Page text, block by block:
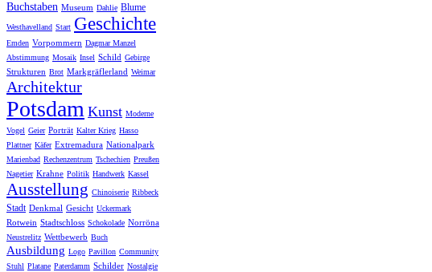
Buchstaben Museum Dahlie Blume
Westhavelland Start Geschichte
Emden Vorpommern Dagmar Manzel
Abstimmung Mosaik Insel Schild Gebirge
Strukturen Brot Markgräflerland Weimar
Architektur
Potsdam Kunst Moderne
Vogel Geier Porträt Kalter Krieg Hasso
Plattner Käfer Extremadura Nationalpark
Marienbad Rechenzentrum Tschechien Preußen
Nagetier Krahne Politik Handwerk Kassel
Ausstellung Chinoiserie Ribbeck
Stadt Denkmal Gesicht Uckermark
Rotwein Stadtschloss Schokolade Norröna
Neustrelitz Wettbewerb Buch
Ausbildung Logo Pavillon Community
Stuhl Platane Paterdamm Schilder Nostalgie